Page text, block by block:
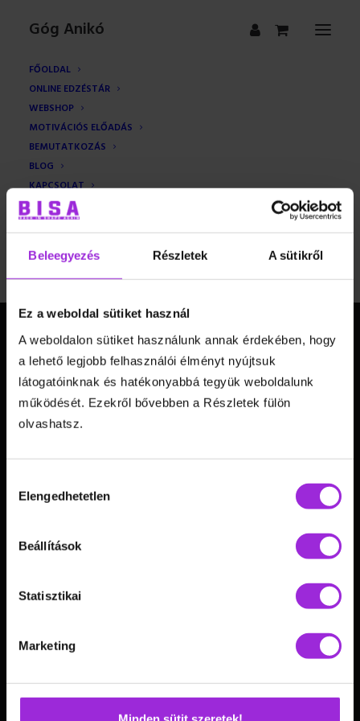
Beleegyezés Részletek A sütikről
Ez a weboldal sütiket használ
A weboldalon sütiket használunk annak érdekében, hogy
a lehető legjobb felhasználói élményt nyújtsuk
látogatóinknak és hatékonyabbá tegyük weboldalunk
működését. Ezekről bővebben a Részletek fülön
olvashatsz.
kiválasztása
Elengedhetetlen
Beállítások
Statisztikai
Marketing
Góg Anikó
FŐOLDAL
ONLINE EDZÉSTÁR
WEBSHOP
MOTIVÁCIÓS ELŐADÁS
BEMUTATKOZÁS
BLOG
KAPCSOLAT
GYIK
Kosár
Jelenleg üres a bevásárlókosár.
Elérhetőségeim
hello@goganiko.hu
backinshapeagain
Hasznos linkek